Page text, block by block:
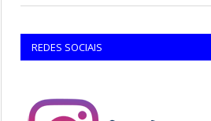
REDES SOCIAIS